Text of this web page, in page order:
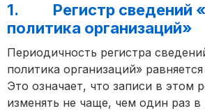
1. Регистр сведений
политика организаций»
Периодичность регистра
политика организаций»
Это означает, что записи в этом
изменять не чаще, чем один раз в